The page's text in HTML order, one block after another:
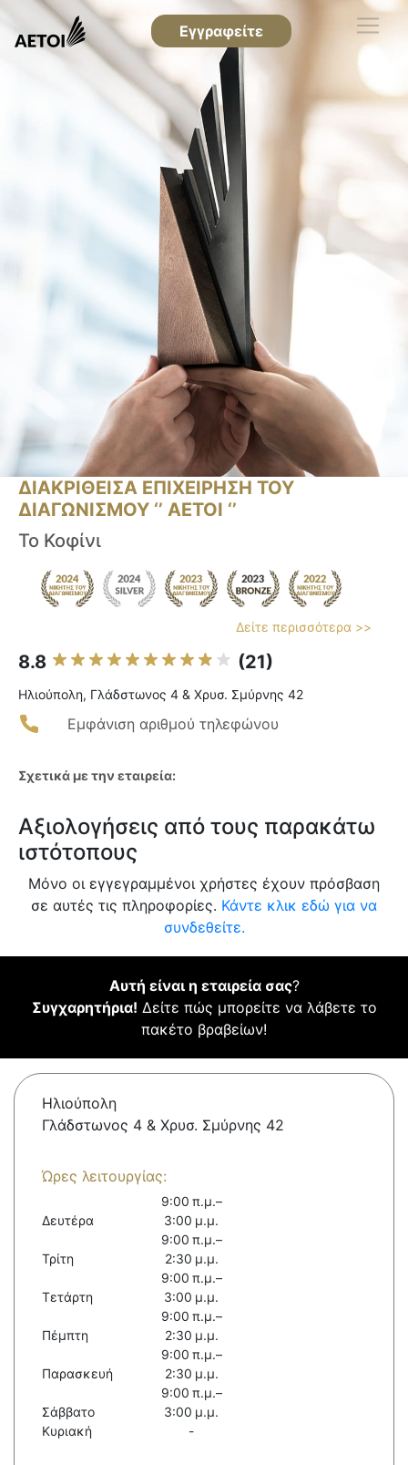
Εγγραφείτε
ΔΙΑΚΡΙΘΕΙΣΑ ΕΠΙΧΕΙΡΗΣΗ ΤΟΥ
ΔΙΑΓΩΝΙΣΜΟΥ ‘’ ΑΕΤΟΙ ‘’
Το Κοφίνι
Δείτε περισσότερα >>
8.8 (21)
Ηλιούπολη, Γλάδστωνος 4 & Χρυσ. Σμύρνης 42
Εμφάνιση αριθμού τηλεφώνου
Σχετικά με την εταιρεία:
Αξιολογήσεις από τους παρακάτω
ιστότοπους
Μόνο οι εγγεγραμμένοι χρήστες έχουν πρόσβαση
σε αυτές τις πληροφορίες. Κάντε κλικ εδώ για να
συνδεθείτε.
Αυτή είναι η εταιρεία σας?
Συγχαρητήρια! Δείτε πώς μπορείτε να λάβετε το
πακέτο βραβείων!
Ηλιούπολη
Γλάδστωνος 4 & Χρυσ. Σμύρνης 42
Ώρες λειτουργίας:
Δευτέρα
9:00 π.μ.–
3:00 μ.μ.
Τρίτη
9:00 π.μ.–
2:30 μ.μ.
Τετάρτη
9:00 π.μ.–
3:00 μ.μ.
Πέμπτη
9:00 π.μ.–
2:30 μ.μ.
Παρασκευή
9:00 π.μ.–
2:30 μ.μ.
Σάββατο
9:00 π.μ.–
3:00 μ.μ.
Κυριακή
-